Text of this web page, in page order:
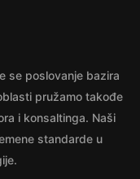
se poslovanje bazira
pružamo takođe
i konsaltinga. Naši
standarde u